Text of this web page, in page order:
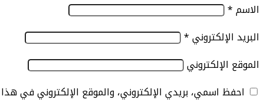
الاسم*
البريد الإلكتروني*
الموقع الإلكتروني
احفظ اسمي، بريدي الإلكتروني، والموقع الإلكتروني في